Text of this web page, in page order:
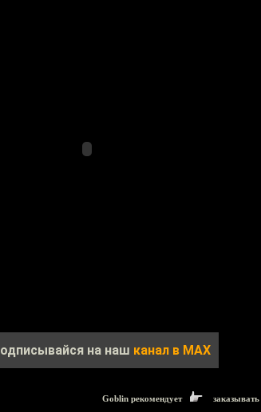
на наш канал в MAX
Goblin рекомендует заказывать